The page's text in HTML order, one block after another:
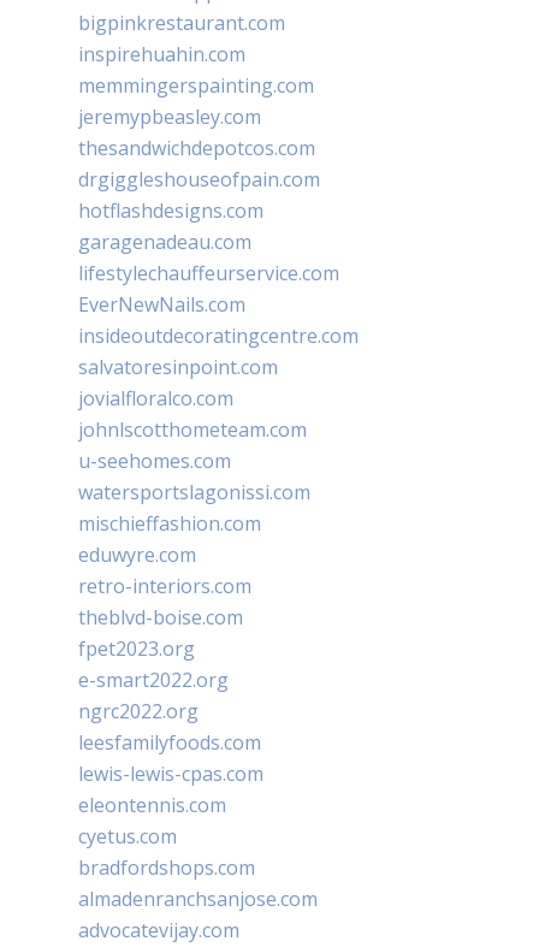
bigpinkrestaurant.com
inspirehuahin.com
memmingerspainting.com
jeremypbeasley.com
thesandwichdepotcos.com
drgiggleshouseofpain.com
hotflashdesigns.com
garagenadeau.com
lifestylechauffeurservice.com
EverNewNails.com
insideoutdecoratingcentre.com
salvatoresinpoint.com
jovialfloralco.com
johnlscotthometeam.com
u-seehomes.com
watersportslagonissi.com
mischieffashion.com
eduwyre.com
retro-interiors.com
theblvd-boise.com
fpet2023.org
e-smart2022.org
ngrc2022.org
leesfamilyfoods.com
lewis-lewis-cpas.com
eleontennis.com
cyetus.com
bradfordshops.com
almadenranchsanjose.com
advocatevijay.com